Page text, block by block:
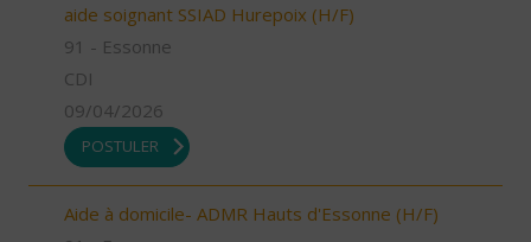
aide soignant SSIAD Hurepoix (H/F)
91 - Essonne
CDI
09/04/2026
POSTULER
Aide à domicile- ADMR Hauts d'Essonne (H/F)